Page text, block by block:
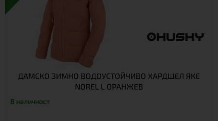
ДАМСКО ЗИМНО ВОДОУСТОЙЧИВО ХАРДШЕЛ ЯКЕ
NOREL L ОРАНЖЕВ
В наличност